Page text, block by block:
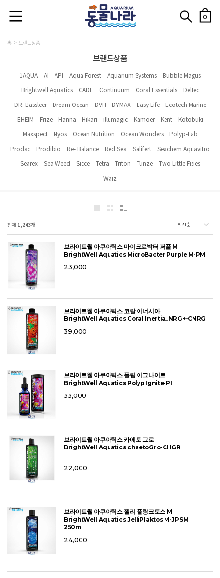
0
홈 브랜드상품
브랜드상품
1AQUA AI API Aqua Forest Aquarium Systems
Bubble Magus
Brightwell Aquatics
CADE Continuum Coral Essentials
Deltec
DR. Bassleer
Dream Ocean DVH DYMAX Easy Life
Ecotech Marine
EHEIM
Frize Hanna Hikari illumagic Kamoer Kent
Kotobuki
Maxspect
Nyos Ocean Nutrition Ocean Wonders
Polyp-Lab
Prodac
Prodibio Re- Balance Red Sea Salifert
Seachem Aquavitro
Searex
Sea Weed Sicce Tetra Triton Tunze
Two Little Fisies
Waiz
전체 1,243개
브라이트웰 아쿠아틱스 마이크로박터 퍼플 M
BrightWell Aquatics MicroBacter Purple M-PM
23,000
브라이트웰 아쿠아틱스 코랄 이너시아
BrightWell Aquatics Coral Inertia_NRG+-CNRG
39,000
브라이트웰 아쿠아틱스 폴립 이그나이트
BrightWell Aquatics Polyp Ignite-PI
33,000
브라이트웰 아쿠아틱스 카에토 그로
BrightWell Aquatics chaetoGro-CHGR
22,000
브라이트웰 아쿠아틱스 젤리 플랑크토스 M
BrightWell Aquatics JelliPlaktos M-JPSM
250ml
24,000